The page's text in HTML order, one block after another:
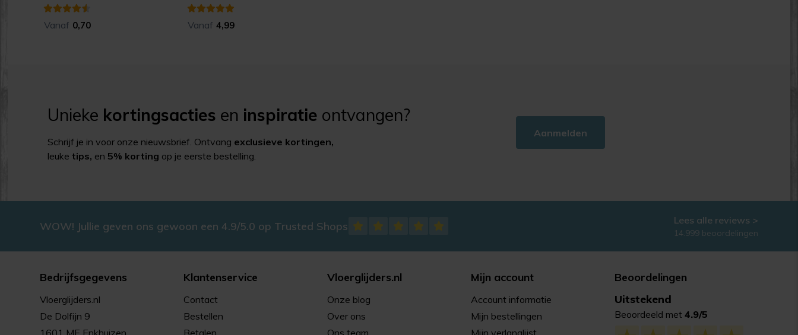
Vanaf 0,70 Vanaf 4,99
Unieke kortingsacties en inspiratie ontvangen?
Schrijf je in voor onze nieuwsbrief. Ontvang exclusieve kortingen,
leuketips, en 5% korting op je eerste bestelling.
Aanmelden
WOW! Jullie geven ons gewoon een 4.9/5.0 op Trusted Shops Lees alle reviews >
14.999 beoordelingen
Bedrijfsgegevens
Vloerglijders.nl
De Dolfijn 9
1601 ME Enkhuizen
Klantenservice
Contact
Bestellen
Betalen
Vloerglijders.nl
Onze blog
Over ons
Ons team
Mijn account
Account informatie
Mijn bestellingen
Mijn verlanglijst
Beoordelingen
Uitstekend
Beoordeeld met 4.9/5